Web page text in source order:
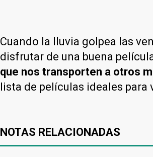
Cuando la lluvia golpea las
disfrutar de una buena
que nos transporten a otros
lista de películas ideales para
NOTAS RELACIONADAS